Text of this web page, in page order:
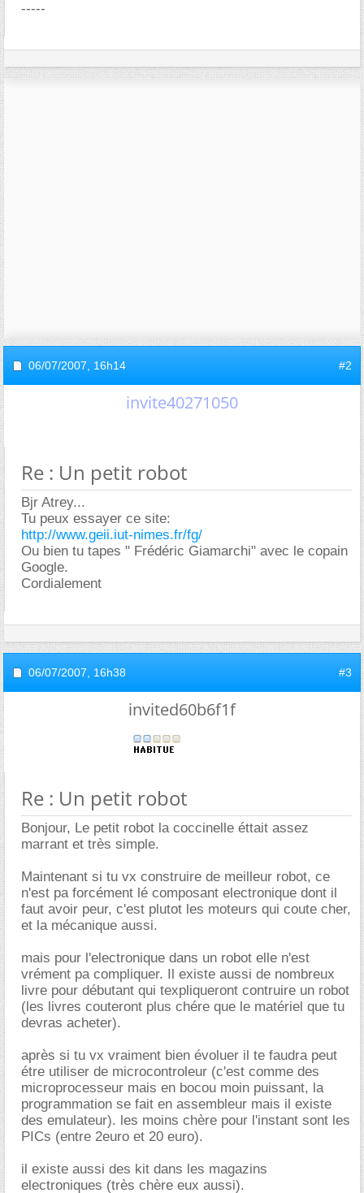
-----
06/07/2007, 16h14 #2
invite40271050
Re : Un petit robot
Bjr Atrey...
Tu peux essayer ce site:
http://www.geii.iut-nimes.fr/fg/
Ou bien tu tapes " Frédéric Giamarchi" avec le copain
Google.
Cordialement
06/07/2007, 16h38 #3
invited60b6f1f
Re : Un petit robot
Bonjour, Le petit robot la coccinelle éttait assez
marrant et très simple.
Maintenant si tu vx construire de meilleur robot, ce
n'est pa forcément lé composant electronique dont il
faut avoir peur, c'est plutot les moteurs qui coute cher,
et la mécanique aussi.
mais pour l'electronique dans un robot elle n'est
vrément pa compliquer. Il existe aussi de nombreux
livre pour débutant qui texpliqueront contruire un robot
(les livres couteront plus chére que le matériel que tu
devras acheter).
après si tu vx vraiment bien évoluer il te faudra peut
étre utiliser de microcontroleur (c'est comme des
microprocesseur mais en bocou moin puissant, la
programmation se fait en assembleur mais il existe
des emulateur). les moins chère pour l'instant sont les
PICs (entre 2euro et 20 euro).
il existe aussi des kit dans les magazins
electroniques (très chère eux aussi).